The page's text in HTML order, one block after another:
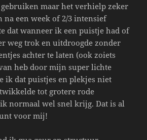
maar het verhielp zeker
een week of 2/3 intensief
dat wanneer ik een puistje had of
weg trok en uitdroogde zonder
achter te laten (ook zoiets
heb door mijn super lichte
ik dat puistjes en plekjes niet
tot grotere rode
normaal wel snel krijg. Dat is al
voor mij!